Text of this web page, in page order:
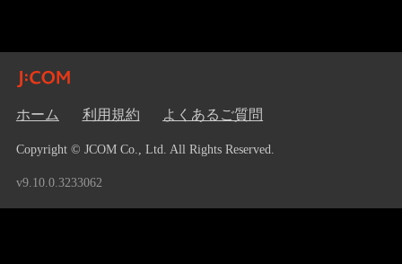
ホーム 利用規約 よくあるご質問
Copyright © JCOM Co., Ltd. All Rights Reserved.
v9.10.0.3233062